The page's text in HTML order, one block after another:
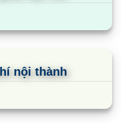
2
nội thành